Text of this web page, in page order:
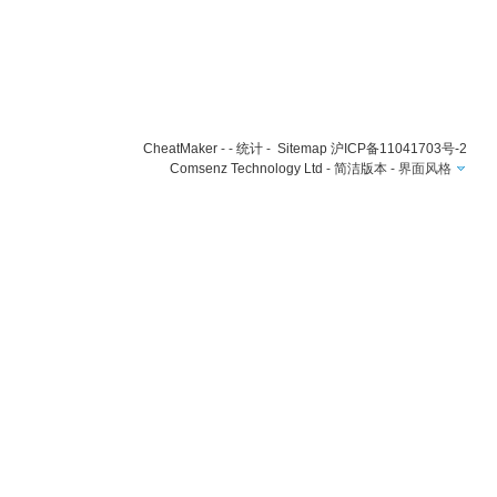
CheatMaker - -统计 -Sitemap 沪ICP备11041703号-2
Comsenz Technology Ltd -简洁版本 -界面风格